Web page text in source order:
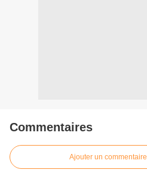
Commentaires
Ajouter un commentaire